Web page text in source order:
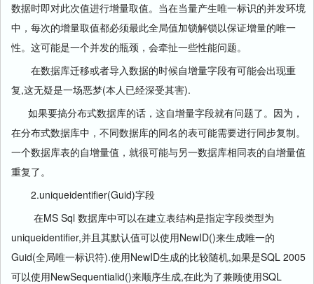
数据时即对此次值进行增量取值。当在当量产生唯一标识的并发环境
中，每次的增量取值都必须最此全局值加锁解锁以保证增量的唯一
性。这可能是一个并发的瓶颈，会牵扯一些性能问题。
在数据库迁移或者导入数据的时候自增量字段有可能会出现重
复,这无疑是一场恶梦(本人已经深受其害).
如果要搞分布式数据库的话，这自增量字段就有问题了。因为，
在分布式数据库中，不同数据库的同名的表可能需要进行同步复制。
一个数据库表的自增量值，就很可能与另一数据库相同表的自增量值
重复了。
2.uniqueidentifier(Guid)字段
在MS Sql 数据库中可以在建立表结构是指定字段类型为
uniqueidentifier,并且其默认值可以使用NewID()来生成唯一的
Guid(全局唯一标识符).使用NewID生成的比较随机,如果是SQL 2005
可以使用NewSequentialid()来顺序生成,在此为了兼顾使用SQL